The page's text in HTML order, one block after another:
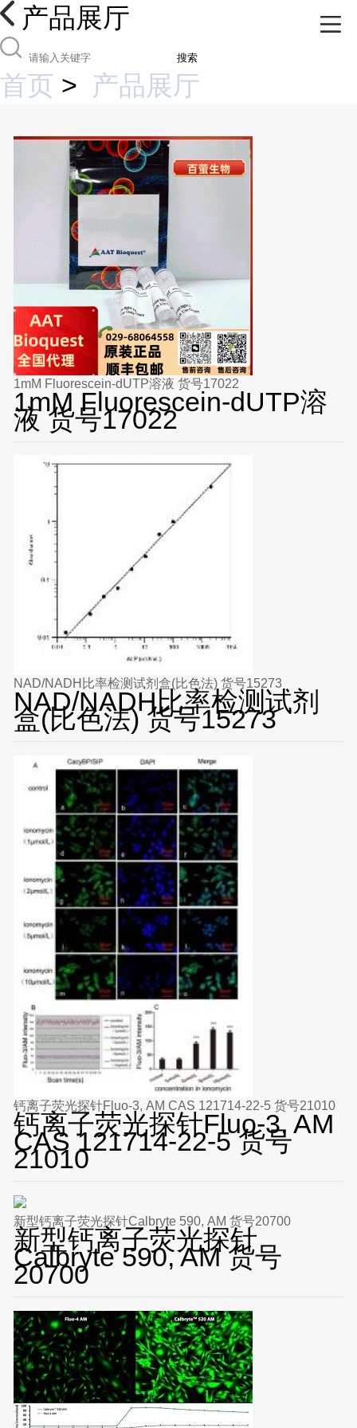
产品展厅
搜索
首页 > 产品展厅
1mM Fluorescein-dUTP溶液 货号17022
1mM Fluorescein-dUTP溶
液 货号17022
NAD/NADH比率检测试剂盒(比色法) 货号15273
NAD/NADH比率检测试剂
盒(比色法) 货号15273
钙离子荧光探针Fluo-3, AM CAS 121714-22-5 货号21010
钙离子荧光探针Fluo-3, AM
CAS 121714-22-5 货号
21010
新型钙离子荧光探针Calbryte 590, AM 货号20700
新型钙离子荧光探针
Calbryte 590, AM 货号
20700